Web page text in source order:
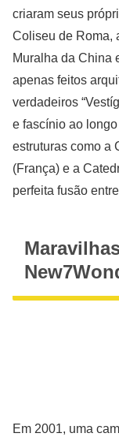
criaram seus
Coliseu de Roma,
Muralha da China
apenas feitos
verdadeiros
e fascínio ao
estruturas como a
(França) e a
perfeita fusão
Em 2001, uma